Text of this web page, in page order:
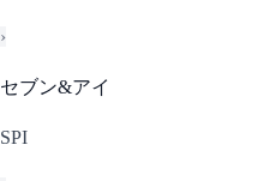
›
セブン&アイ
SPI